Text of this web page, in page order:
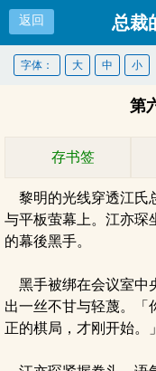
返回 总裁
字体： 大 中 小
第
存书签
黎明的光线穿透江氏
与平板萤幕上。江亦琛
的幕後黑手。
黑手被绑在会议室中
出一丝不甘与轻蔑。「
正的棋局，才刚开始。」